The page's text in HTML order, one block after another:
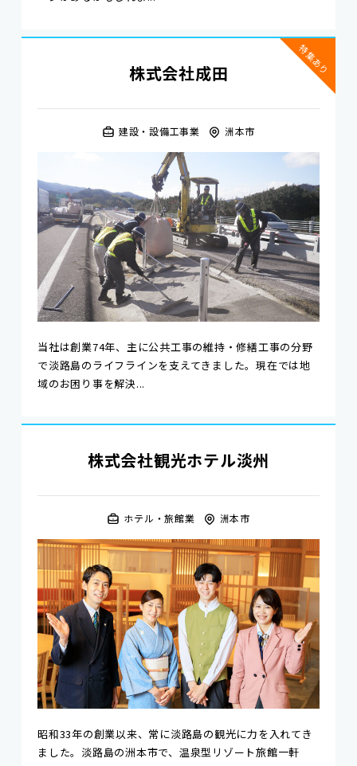
株式会社成田
建設・設備工事業 洲本市
当社は創業74年、主に公共工事の維持・修繕工事の分野
で淡路島のライフラインを支えてきました。現在では地
域のお困り事を解決...
特集あり
株式会社観光ホテル淡州
ホテル・旅館業 洲本市
昭和33年の創業以来、常に淡路島の観光に力を入れてき
ました。淡路島の洲本市で、温泉型リゾート旅館一軒